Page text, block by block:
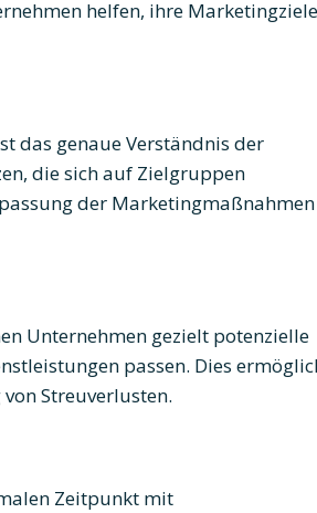
helfen, ihre Marketingziele
das genaue Verständnis der
die sich auf Zielgruppen
der Marketingmaßnahmen
Unternehmen gezielt potenzielle
passen. Dies
Streuverlusten.
Zeitpunkt mit